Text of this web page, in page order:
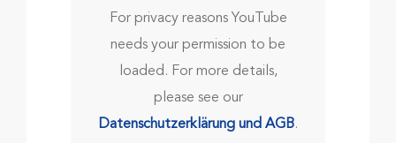
For privacy reasons YouTube
needs your permission to be
loaded. For more details,
please see our
Datenschutzerklärung und AGB.